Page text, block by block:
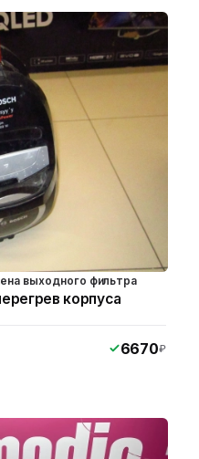
выходного фильтра
корпуса
6670₽